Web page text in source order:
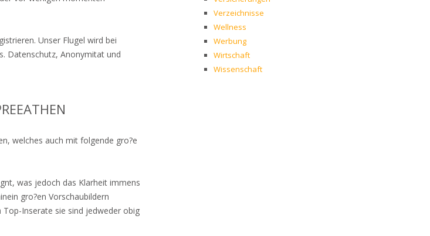
Unser Flugel wird bei
Datenschutz, Anonymitat und
welches auch mit folgende gro?e
was jedoch das Klarheit immens
gro?en Vorschaubildern
Inserate sie sind jedweder obig
Verzeichnisse
Wellness
Werbung
Wirtschaft
Wissenschaft